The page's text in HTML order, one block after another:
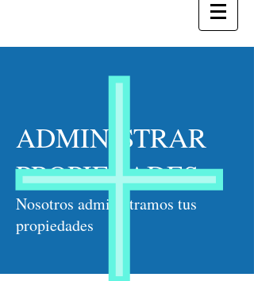
ADMINISTRAR
PROPIEDADES
Nosotros administramos tus
propiedades